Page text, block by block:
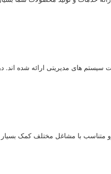
سیستم های مدیریتی ارائه شده اند.
متناسب با مشاغل مختلف کمک